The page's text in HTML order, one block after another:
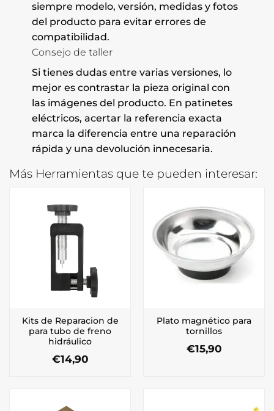
siempre modelo, versión, medidas y fotos
del producto para evitar errores de
compatibilidad.
Consejo de taller
Si tienes dudas entre varias versiones, lo
mejor es contrastar la pieza original con
las imágenes del producto. En patinetes
eléctricos, acertar la referencia exacta
marca la diferencia entre una reparación
rápida y una devolución innecesaria.
Más Herramientas que te pueden interesar:
Kits de Reparacion de
para tubo de freno
hidráulico
€14,90
Plato magnético para
tornillos
€15,90